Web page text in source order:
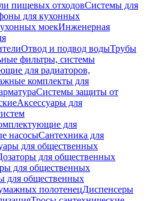
пищевых отходовСистемы для
для кухонных
моекИнженерная
Отвод и подвод водыТрубы
фильтры, системы
для радиаторов,
комплекты для
Системы защиты от
Аксессуары для
для
насосыСантехника для
для общественных
для общественных
для общественных
для общественных
полотенецДиспенсеры